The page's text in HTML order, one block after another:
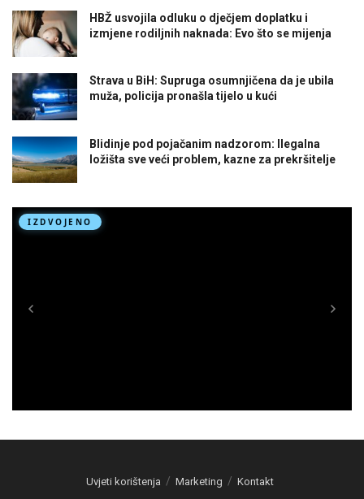
HBŽ usvojila odluku o dječjem doplatku i
izmjene rodiljnih naknada: Evo što se mijenja
Strava u BiH: Supruga osumnjičena da je ubila
muža, policija pronašla tijelo u kući
Blidinje pod pojačanim nadzorom: Ilegalna
ložišta sve veći problem, kazne za prekršitelje
Uvjeti korištenja Marketing Kontakt